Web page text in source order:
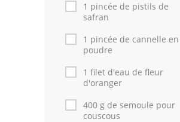
1 pincée de pistils de
safran
1 pincée de cannelle en
poudre
1 filet d'eau de fleur
d'oranger
400 g de semoule pour
couscous